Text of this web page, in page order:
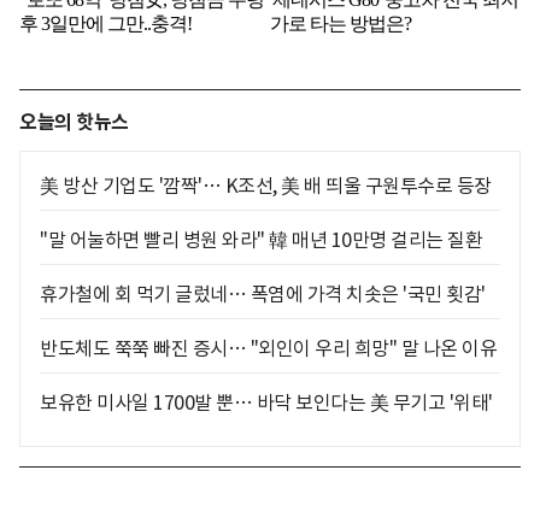
오늘의 핫뉴스
美 방산 기업도 '깜짝'… K조선, 美 배 띄울 구원투수로 등장
"말 어눌하면 빨리 병원 와라" 韓 매년 10만명 걸리는 질환
휴가철에 회 먹기 글렀네… 폭염에 가격 치솟은 '국민 횟감'
반도체도 쭉쭉 빠진 증시… "외인이 우리 희망" 말 나온 이유
보유한 미사일 1700발 뿐… 바닥 보인다는 美 무기고 '위태'